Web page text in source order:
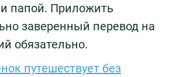
папой. Приложить
заверенный перевод на
обязательно.
путешествует без